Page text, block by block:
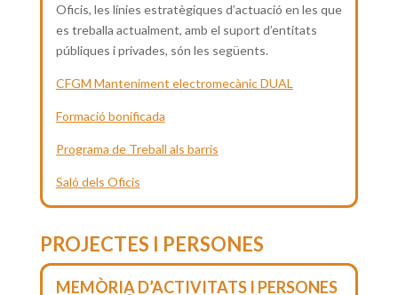
Oficis, les línies estratègiques d’actuació en les que
es treballa actualment, amb el suport d’entitats
públiques i privades, són les següents.
CFGM Manteniment electromecànic DUAL
Formació bonificada
Programa de Treball als barris
Saló dels Oficis
PROJECTES I PERSONES
MEMÒRIA D’ACTIVITATS I PERSONES